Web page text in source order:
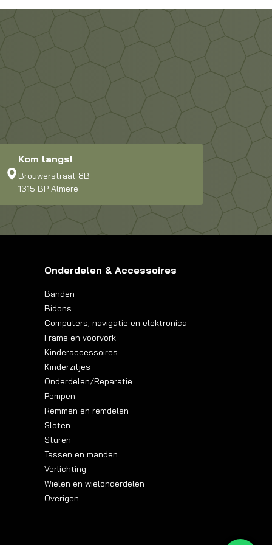
Kom langs!
Brouwerstraat 8B
1315 BP Almere
Onderdelen & Accessoires
Banden
Bidons
Computers, navigatie en elektronica
Frame en voorvork
Kinderaccessoires
Kinderzitjes
Onderdelen/Reparatie
Pompen
Remmen en remdelen
Sloten
Sturen
Tassen en manden
Verlichting
Wielen en wielonderdelen
Overigen